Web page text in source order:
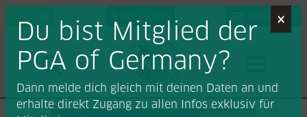
Job-Portal
×
Du bist Mitglied der
PGA of Germany?
Dann melde dich gleich mit deinen Daten an und
erhalte direkt Zugang zu allen Infos exklusiv für